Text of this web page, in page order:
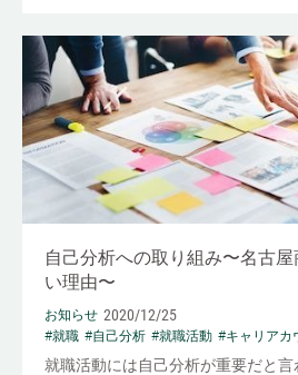
自己分析への取り組み〜名古
い理由〜
お知らせ 2020/12/25
#就職 #自己分析 #就職活動 #キャリアカ
就職活動には自己分析が重要だと